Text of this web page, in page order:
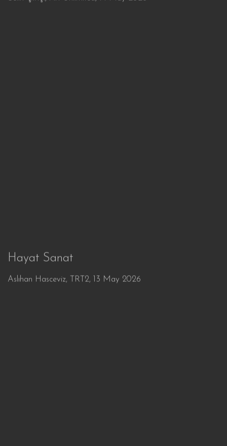
Hayat Sanat
Aslıhan Hasceviz, TRT2, 13 May 2026